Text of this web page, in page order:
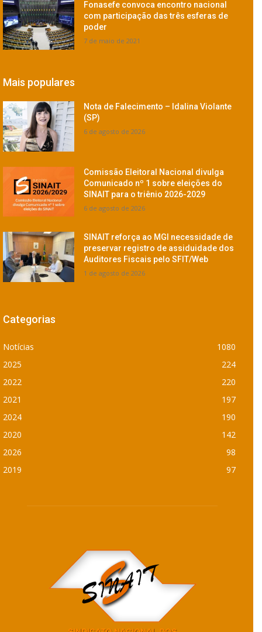
Fonasefe convoca encontro nacional
com participação das três esferas de
poder
7 de maio de 2021
Mais populares
Nota de Falecimento – Idalina Violante
(SP)
6 de agosto de 2026
Comissão Eleitoral Nacional divulga
Comunicado nº 1 sobre eleições do
SINAIT para o triênio 2026-2029
6 de agosto de 2026
SINAIT reforça ao MGI necessidade de
preservar registro de assiduidade dos
Auditores Fiscais pelo SFIT/Web
1 de agosto de 2026
Categorias
Notícias
1080
2025
224
2022
220
2021
197
2024
190
2020
142
2026
98
2019
97